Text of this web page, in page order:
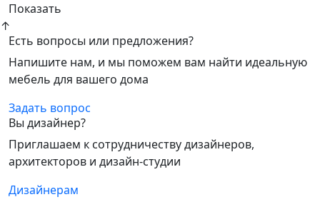
Показать
↑
Есть вопросы или предложения?
Напишите нам, и мы поможем вам найти идеальную
мебель для вашего дома
Задать вопрос
Вы дизайнер?
Приглашаем к сотрудничеству дизайнеров,
архитекторов и дизайн-студии
Дизайнерам